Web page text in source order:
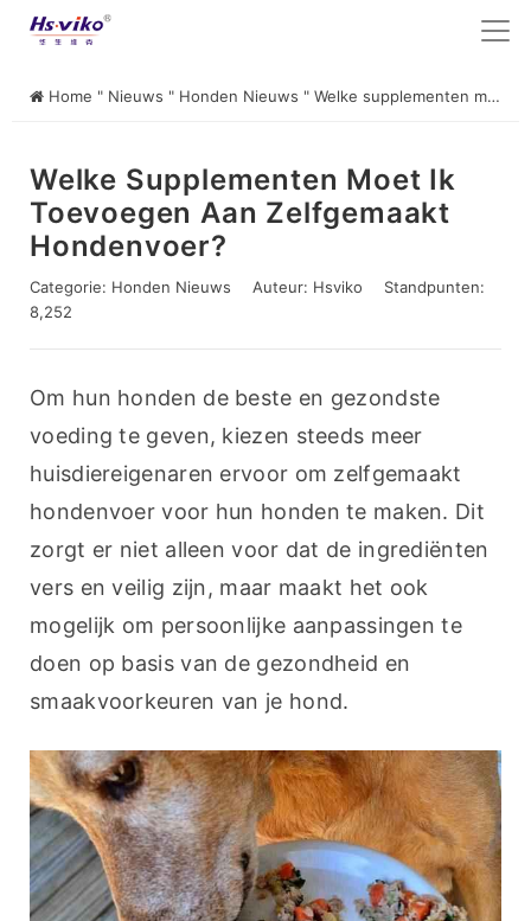
Home " Nieuws " Honden Nieuws " Welke supplementen moet ik toevoegen aan zelfgemaakt hondenvoer?
Welke Supplementen Moet Ik
Toevoegen Aan Zelfgemaakt
Hondenvoer?
Categorie: Honden Nieuws Auteur: Hsviko
Standpunten:
8,252
Om hun honden de beste en gezondste
voeding te geven, kiezen steeds meer
huisdiereigenaren ervoor om zelfgemaakt
hondenvoer voor hun honden te maken. Dit
zorgt er niet alleen voor dat de ingrediënten
vers en veilig zijn, maar maakt het ook
mogelijk om persoonlijke aanpassingen te
doen op basis van de gezondheid en
smaakvoorkeuren van je hond.